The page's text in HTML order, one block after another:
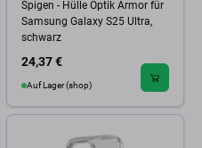
Spigen - Hülle Optik Armor für
Samsung Galaxy S25 Ultra,
schwarz
24,37 €
Auf Lager (shop)